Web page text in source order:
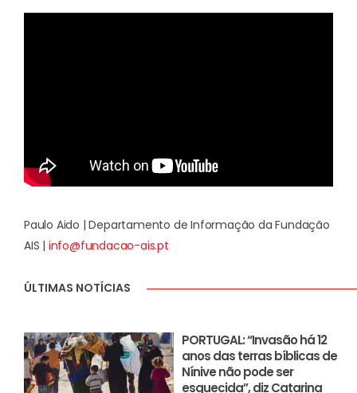
Paulo Aido | Departamento de Informação da Fundação
AIS | info@fundacao-ais.pt
ÚLTIMAS NOTÍCIAS
PORTUGAL: “Invasão há 12
anos das terras bíblicas de
Nínive não pode ser
esquecida”, diz Catarina